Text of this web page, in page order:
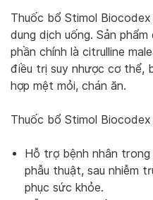
Thuốc bổ Stimol
dung dịch uống. Sản
phần chính là citrulline
điều trị suy nhược cơ thể,
hợp mệt mỏi, chán ăn.
Thuốc bổ Stimol
Hỗ trợ bệnh nhân
phẫu thuật, sau nhiễm
phục sức khỏe.